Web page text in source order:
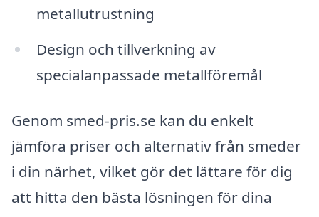
metallutrustning
Design och tillverkning av
specialanpassade metallföremål
Genom smed-pris.se kan du enkelt
jämföra priser och alternativ från smeder
i din närhet, vilket gör det lättare för dig
att hitta den bästa lösningen för dina